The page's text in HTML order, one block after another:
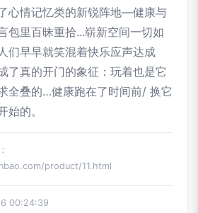
心情记忆类的新锐阵地—健康与
包里百昧重拾...崭新空间一切如
们早早就笑混着快乐应声达成
了真的开门的象征：玩着也是它
全叠的…健康跑在了时间前/ 换它
始的。
product/11.html
00:24:39